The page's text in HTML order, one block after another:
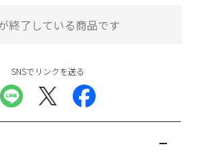
終了している商品です
SNSでリンクを送る